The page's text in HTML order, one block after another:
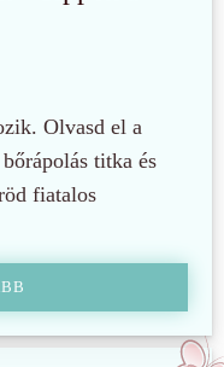
Olvasd el a
titka és
fiatalos